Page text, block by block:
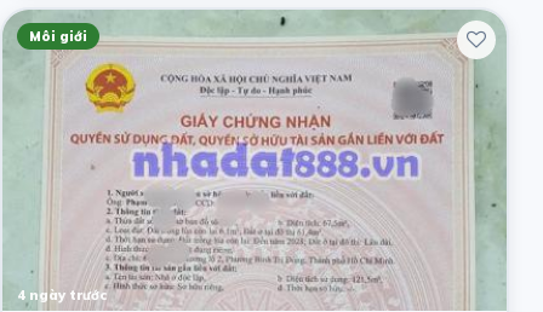
Môi giới
4 ngày trước